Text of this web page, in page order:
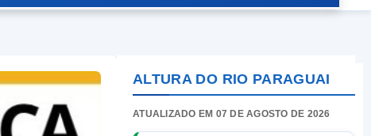
ALTURA DO RIO PARAGUAI
ATUALIZADO EM 07 DE AGOSTO DE 2026